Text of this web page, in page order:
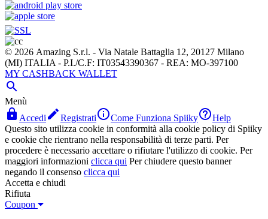
© 2026 Amazing S.r.l. - Via Natale Battaglia 12, 20127 Milano
(MI) ITALIA - P.I./C.F: IT03543390367 - REA: MO-397100
MY CASHBACK WALLET

Menù
 Accedi RegistratiCome Funziona SpiikyHelp
Questo sito utilizza cookie in conformità alla cookie policy di Spiiky
e cookie che rientrano nella responsabilità di terze parti. Per
procedere è necessario accettare o rifiutare l'utilizzo di cookie. Per
maggiori informazioni clicca qui Per chiudere questo banner
negando il consenso clicca qui
Accetta e chiudi
Rifiuta
Coupon